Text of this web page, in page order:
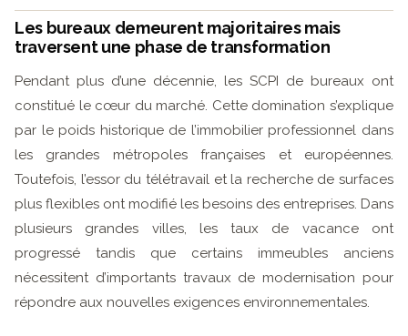
Les bureaux demeurent majoritaires mais
traversent une phase de transformation
Pendant plus d’une décennie, les SCPI de bureaux ont
constitué le cœur du marché. Cette domination s’explique
par le poids historique de l’immobilier professionnel dans
les grandes métropoles françaises et européennes.
Toutefois, l’essor du télétravail et la recherche de surfaces
plus flexibles ont modifié les besoins des entreprises. Dans
plusieurs grandes villes, les taux de vacance ont
progressé tandis que certains immeubles anciens
nécessitent d’importants travaux de modernisation pour
répondre aux nouvelles exigences environnementales.